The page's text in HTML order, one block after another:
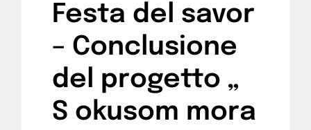
Pubblicazioni
Diventa socio
Festa del savor
– Conclusione
del progetto „
S okusom mora